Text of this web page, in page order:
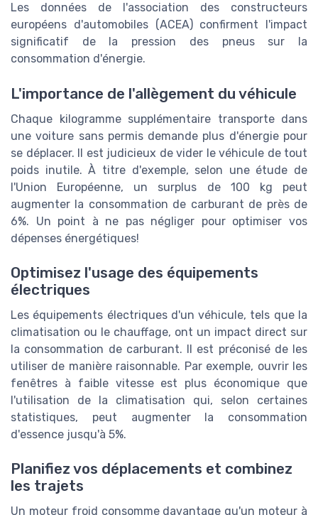
Les données de l'association des constructeurs
européens d'automobiles (ACEA) confirment l'impact
significatif de la pression des pneus sur la
consommation d'énergie.
L'importance de l'allègement du véhicule
Chaque kilogramme supplémentaire transporte dans
une voiture sans permis demande plus d'énergie pour
se déplacer. Il est judicieux de vider le véhicule de tout
poids inutile. À titre d'exemple, selon une étude de
l'Union Européenne, un surplus de 100 kg peut
augmenter la consommation de carburant de près de
6%. Un point à ne pas négliger pour optimiser vos
dépenses énergétiques!
Optimisez l'usage des équipements
électriques
Les équipements électriques d'un véhicule, tels que la
climatisation ou le chauffage, ont un impact direct sur
la consommation de carburant. Il est préconisé de les
utiliser de manière raisonnable. Par exemple, ouvrir les
fenêtres à faible vitesse est plus économique que
l'utilisation de la climatisation qui, selon certaines
statistiques, peut augmenter la consommation
d'essence jusqu'à 5%.
Planifiez vos déplacements et combinez
les trajets
Un moteur froid consomme davantage qu'un moteur à